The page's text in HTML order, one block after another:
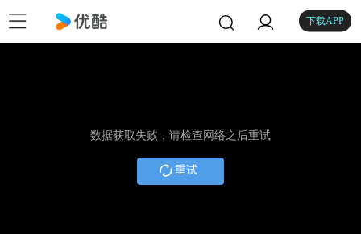
下载APP
数据获取失败，请检查网络之后重试
重试